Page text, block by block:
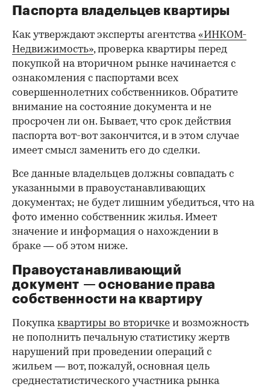
Паспорта владельцев квартиры
Как утверждают эксперты агентства«ИНКОМ-
Недвижимость», проверка квартиры перед
покупкой на вторичном рынке начинается с
ознакомления с паспортами всех
совершеннолетних собственников. Обратите
внимание на состояние документа и не
просрочен ли он. Бывает, что срок действия
паспорта вот-вот закончится, и в этом случае
имеет смысл заменить его до сделки.
00:00 / 00:00
Все данные владельцев должны совпадать с
указанными в правоустанавливающих
документах; не будет лишним убедиться, что на
фото именно собственник жилья. Имеет
значение и информация о нахождении в
браке — об этом ниже.
Правоустанавливающий
документ — основание права
собственности на квартиру
Покупкаквартиры во вторичке и возможность
не пополнить печальную статистику жертв
нарушений при проведении операций с
жильем — вот, пожалуй, основная цель
среднестатистического участника рынка